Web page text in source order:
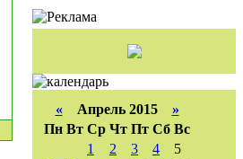
«Апрель 2015 »
Пн Вт Ср Чт Пт Сб Вс
1
2 3 4
5